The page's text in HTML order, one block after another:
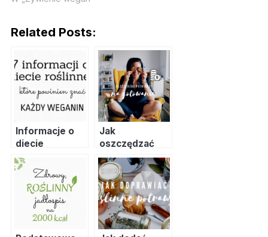
Related Posts:
Informacje o
diecie
roślinnej, które
powinien znać
każdy weganin
Jak
oszczędzać
pieniądze na
gotowaniu?